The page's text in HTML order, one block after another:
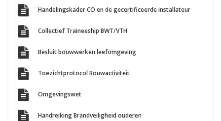
Handelingskader CO en de gecertificeerde installateur
Collectief Traineeship BWT/VTH
Besluit bouwwerken leefomgeving
Toezichtprotocol Bouwactiviteit
Omgevingswet
Handreiking Brandveiligheid ouderen